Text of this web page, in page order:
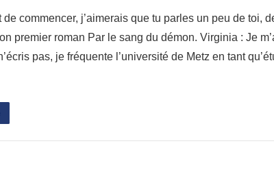
de commencer, j’aimerais que tu parles un peu de toi,
premier roman Par le sang du démon. Virginia : Je
pas, je fréquente l’université de Metz en tant